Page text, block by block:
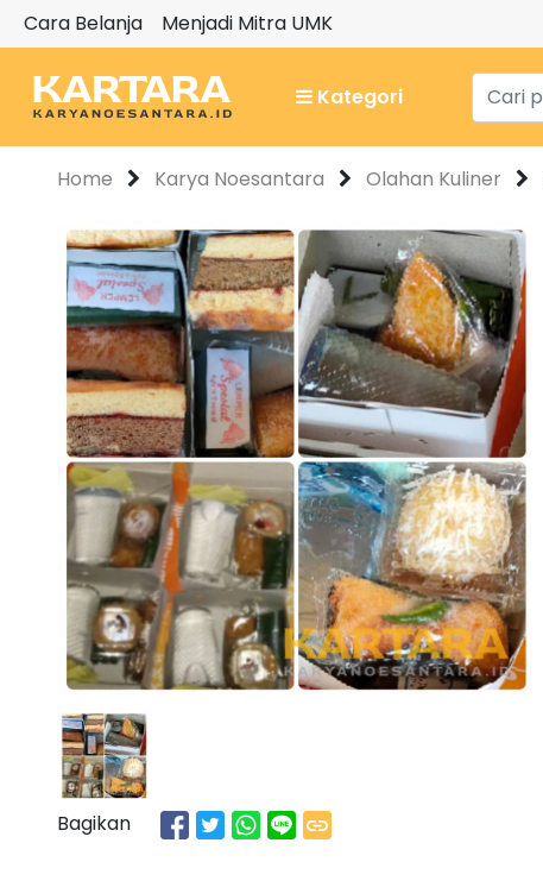
Cara Belanja Menjadi Mitra UMK
Kategori
Home Karya Noesantara Olahan Kuliner
Bagikan